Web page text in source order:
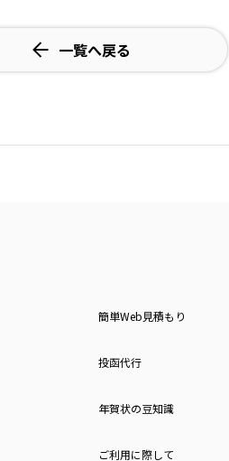
一覧へ戻る
簡単Web見積もり
投函代行
年賀状の豆知識
ご利用に際して